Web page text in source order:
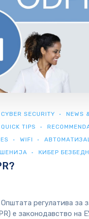
CYBER SECURITY
NEWS
QUICK TIPS
WIFI
КИБЕР
регулатива за
е законодавство на